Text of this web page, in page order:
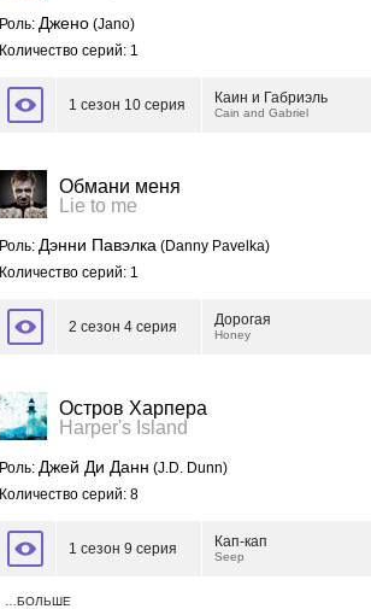
Роль: Джено (Jano)
Количество серий: 1
1 сезон 10 серия Каин и Габриэль
Cain and Gabriel
Обмани меня
Lie to me
Роль: Дэнни Павэлка (Danny Pavelka)
Количество серий: 1
2 сезон 4 серия Дорогая
Honey
Остров Харпера
Harper's Island
Роль: Джей Ди Данн (J.D. Dunn)
Количество серий: 8
1 сезон 9 серия Кап-кап
Seep
…БОЛЬШЕ